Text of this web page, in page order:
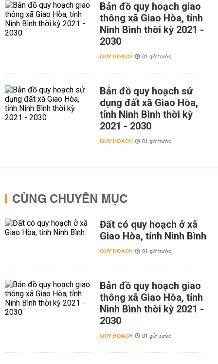
Bản đồ quy hoạch giao
thông xã Giao Hòa, tỉnh
Ninh Bình thời kỳ 2021 -
2030
QUY HOẠCH 01 giờ trước
Bản đồ quy hoạch sử
dụng đất xã Giao Hòa,
tỉnh Ninh Bình thời kỳ
2021 - 2030
QUY HOẠCH 01 giờ trước
CÙNG CHUYÊN MỤC
Đất có quy hoạch ở xã
Giao Hòa, tỉnh Ninh Bình
QUY HOẠCH 01 giờ trước
Bản đồ quy hoạch giao
thông xã Giao Hòa, tỉnh
Ninh Bình thời kỳ 2021 -
2030
QUY HOẠCH 01 giờ trước